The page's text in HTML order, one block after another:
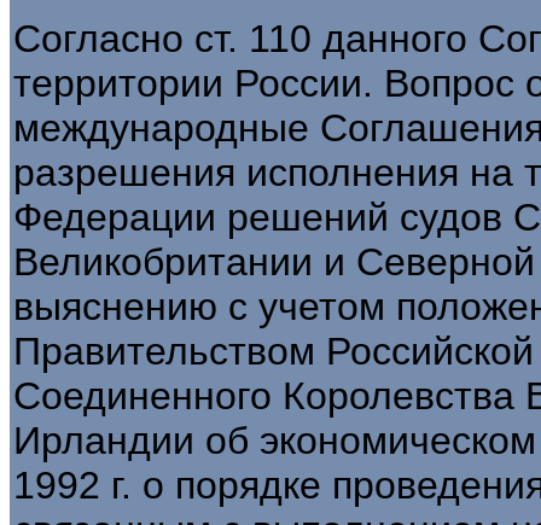
Согласно ст. 110 данного
территории России. Вопрос
международные
разрешения исполнения на
Федерации решений судов
Великобритании и
выяснению с учетом
Правительством
Соединенного Королевства
Ирландии об
1992 г. о порядке